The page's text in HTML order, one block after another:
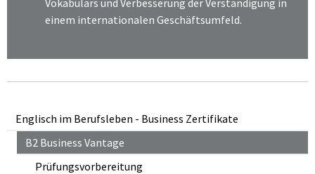
Englisch im Berufsleben - Business Zertifikate
B2 Business Vantage
Prüfungsvorbereitung
Vokabulars und Verbesserung der Verständigung in
einem internationalen Geschäftsumfeld.